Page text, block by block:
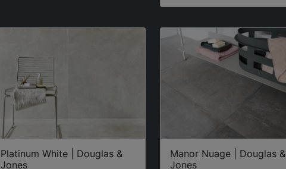
Platinum White | Douglas &
Jones
Manor Nuage | Douglas &
Jones